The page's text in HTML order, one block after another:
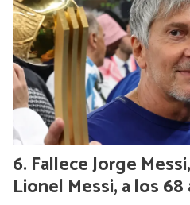
Fallece Jorge
Lionel Messi, a los